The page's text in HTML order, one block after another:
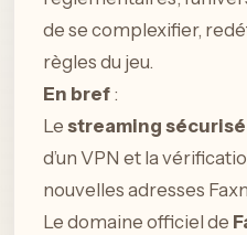
de se complexifier,
règles du jeu.
En bref :
Le streaming sécurisé
d’un VPN et la
nouvelles adresses
Le domaine officiel de